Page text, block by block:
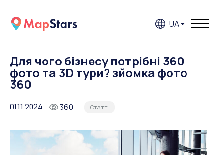
UA
Для чого бізнесу потрібні 360
фото та 3D тури? зйомка фото
360
01.11.2024 360 Статтi